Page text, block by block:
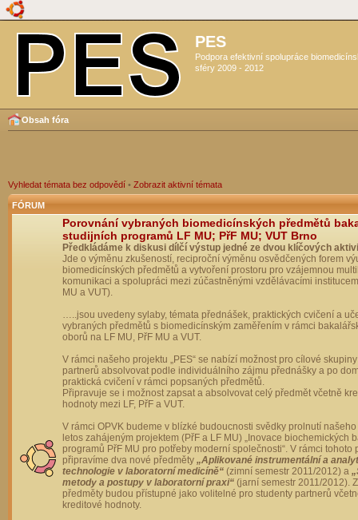
PES
Podpora efektivní spolupráce
sféry 2009 - 2012
Obsah fóra
Vyhledat témata bez odpovědí • Zobrazit aktivní témata
FÓRUM
Porovnání vybraných biomedicínských předmětů
studijních programů LF MU; PřF MU; VUT Brno
Předkládáme k diskusi dílčí výstup jedné ze dvou klíčových
Jde o výměnu zkušeností, reciproční výměnu osvědčených forem
biomedicínských předmětů a vytvoření prostoru pro vzájemnou
komunikaci a spolupráci mezi zúčastněnými vzdělávacími
MU a VUT).
…..jsou uvedeny sylaby, témata přednášek, praktických cvičení a
vybraných předmětů s biomedicínským zaměřením v rámci
oborů na LF MU, PřF MU a VUT.
V rámci našeho projektu „PES“ se nabízí možnost pro cílové
partnerů absolvovat podle individuálního zájmu přednášky a po
praktická cvičení v rámci popsaných předmětů.
Připravuje se i možnost zapsat a absolvovat celý předmět včetně
hodnoty mezi LF, PřF a VUT.
V rámci OPVK budeme v blízké budoucnosti svědky prolnutí
letos zahájeným projektem (PřF a LF MU) „Inovace biochemických
programů PřF MU pro potřeby moderní společnosti“. V rámci tohoto
připravíme dva nové předměty „Aplikované instrumentální a
technologie v laboratorní medicíně“ (zimní semestr 2011/2012) a
metody a postupy v laboratorní praxi“ (jarní semestr 2011/2012).
předměty budou přístupné jako volitelné pro studenty partnerů
kreditové hodnoty.